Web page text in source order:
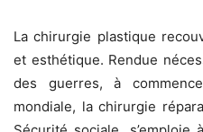
La chirurgie plastique
et esthétique. Rendue
des guerres, à
mondiale, la chirurgie